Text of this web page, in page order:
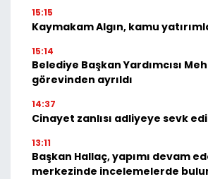
15:15
Kaymakam Algın, kamu
15:14
Belediye Başkan Yardımcısı
görevinden ayrıldı
14:37
Cinayet zanlısı adliyeye sevk
13:11
Başkan Hallaç, yapımı devam
merkezinde incelemelerde